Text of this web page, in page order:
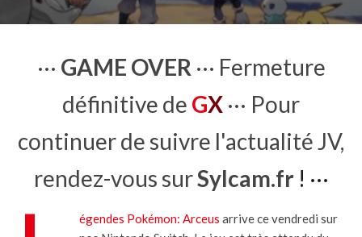
··· GAME OVER ··· Fermeture
définitive de GX ··· Pour
continuer de suivre l'actualité JV,
rendez-vous surSylcam.fr! ···
égendes Pokémon: Arceus arrive ce vendredi sur